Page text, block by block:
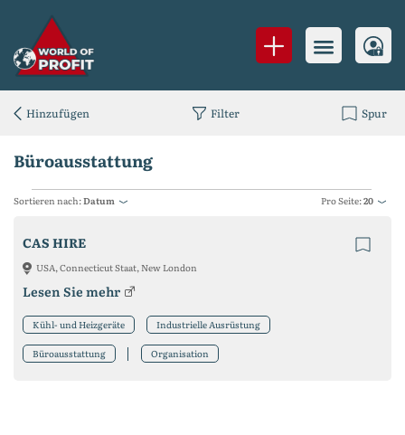
Büroausstattung
Sortieren nach:Datum Pro Seite:20
CAS HIRE
USA, Connecticut Staat, New London
Lesen Sie mehr
Kühl- und Heizgeräte Industrielle Ausrüstung
Büroausstattung Organisation
Hinzufügen Filter Spur